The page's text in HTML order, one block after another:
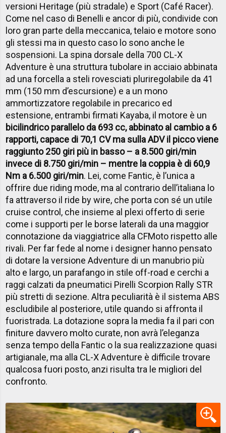
versioni Heritage (più stradale) e Sport (Café Racer).
Come nel caso di Benelli e ancor di più, condivide con
loro gran parte della meccanica, telaio e motore sono
gli stessi ma in questo caso lo sono anche le
sospensioni. La spina dorsale della 700 CL-X
Adventure è una struttura tubolare in acciaio abbinata
ad una forcella a steli rovesciati pluriregolabile da 41
mm (150 mm d’escursione) e a un mono
ammortizzatore regolabile in precarico ed
estensione, entrambi firmati Kayaba, il motore è un
bicilindrico parallelo da 693 cc, abbinato al cambio a 6
rapporti, capace di 70,1 CV ma sulla ADV il picco viene
raggiunto 250 giri più in basso – a 8.500 giri/min
invece di 8.750 giri/min – mentre la coppia è di 60,9
Nm a 6.500 giri/min. Lei, come Fantic, è l’unica a
offrire due riding mode, ma al contrario dell’italiana lo
fa attraverso il ride by wire, che porta con sé un utile
cruise control, che insieme al plexi offerto di serie
come i supporti per le borse laterali da una maggior
connotazione da viaggiatrice alla CFMoto rispetto alle
rivali. Per far fede al nome i designer hanno pensato
di dotare la versione Adventure di un manubrio più
alto e largo, un parafango in stile off-road e cerchi a
raggi calzati da pneumatici Pirelli Scorpion Rally STR
più stretti di sezione. Altra peculiarità è il sistema ABS
escludibile al posteriore, utile quando si affronta il
fuoristrada. La dotazione sopra la media fa il pari con
finiture davvero molto curate, non avrà l’eleganza
senza tempo della Fantic o la sua realizzazione quasi
artigianale, ma alla CL-X Adventure è difficile trovare
qualcosa fuori posto, anzi risulta tra le migliori del
confronto.